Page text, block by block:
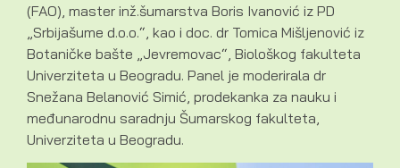
(FAO), master inž.šumarstva Boris Ivanović iz PD
„Srbijašume d.o.o.“, kao i doc. dr Tomica Mišljenović iz
Botaničke bašte „Jevremovac“, Biološkog fakulteta
Univerziteta u Beogradu. Panel je moderirala dr
Snežana Belanović Simić, prodekanka za nauku i
međunarodnu saradnju Šumarskog fakulteta,
Univerziteta u Beogradu.